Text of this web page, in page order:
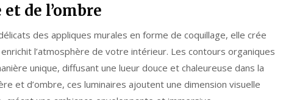
de l’ombre
des appliques murales en forme de coquillage, elle crée
l’atmosphère de votre intérieur. Les contours organiques
unique, diffusant une lueur douce et chaleureuse dans la
et d’ombre, ces luminaires ajoutent une dimension visuelle